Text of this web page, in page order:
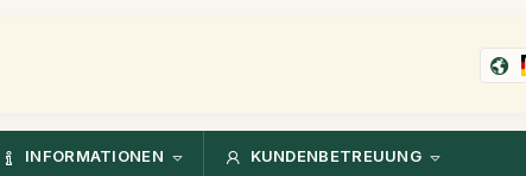
INFORMATIONEN KUNDENBETREUUNG